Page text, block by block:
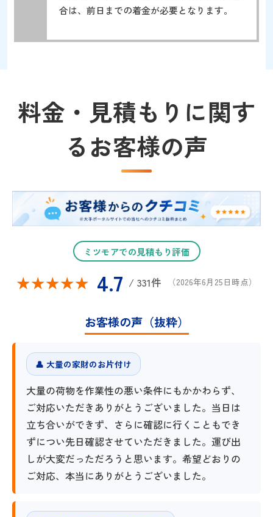
合は、前日までの着金が必要となります。
料金・見積もりに関す
るお客様の声
ミツモアでの見積もり評価
★★★★★
★★★★★ 4.7 / 331件 （2026年6月25日時点）
お客様の声（抜粋）
👤 大量の家財のお片付け
大量の荷物を作業性の悪い条件にもかかわらず、
ご対応いただきありがとうございました。当日は
立ち合いができず、さらに確認に行くこともでき
ずについ先日確認させていただきました。運び出
しが大変だっただろうと思います。希望どおりの
ご対応、本当にありがとうございました。